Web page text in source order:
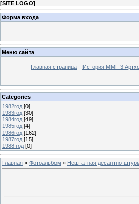
[SITE LOGO]
Форма входа
Меню сайта
Главная страница История ММГ-3
Categories
1982год [0]
1983год [30]
1984год [49]
1985год [4]
1986год [162]
1987год [15]
1988 год [0]
Главная » Фотоальбом » Нештатная десантно-